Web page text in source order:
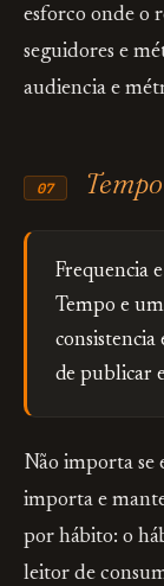
esforco onde o
seguidores e
audiencia e
07
Frequencia
Tempo e
consistencia
de publicar
Não importa se
importa e
por hábito: o
leitor de